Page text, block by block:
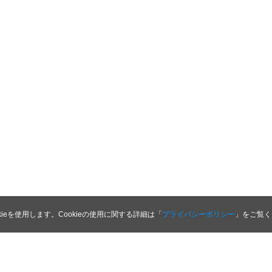
を使用します。Cookieの使用に関する詳細は「プライバシーポリシー 」をご覧く